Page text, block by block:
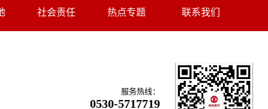
社会责任 热点专题 联系我们
服务热线：
0530-5717719